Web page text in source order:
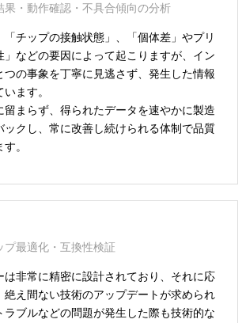
果・動作確認・不具合傾向の分析
「チップの接触状態」、「個体差」やプリ
」などの要因によって起こりますが、イン
つの事象を丁寧に見逃さず、発生した情報
ます。
留まらず、得られたデータを速やかに製造
ックし、常に改善し続けられる体制で品質
。
プ最適化・互換性検証
は非常に精密に設計されており、それに応
絶え間ない技術のアップデートが求められ
ラブルなどの問題が発生した際も技術的な